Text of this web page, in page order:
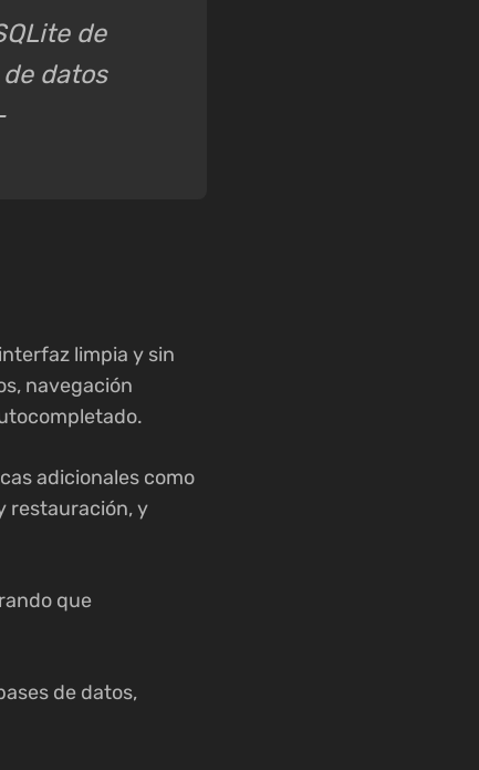
de
datos
limpia y sin
navegación
adicionales como
restauración, y
que
de datos,